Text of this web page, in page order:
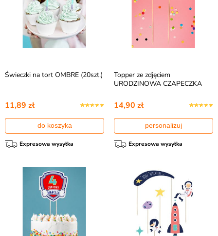
Świeczki na tort OMBRE (20szt.)
11,89 zł
do koszyka
Expresowa wysyłka
Topper ze zdjęciem
URODZINOWA CZAPECZKA
14,90 zł
personalizuj
Expresowa wysyłka